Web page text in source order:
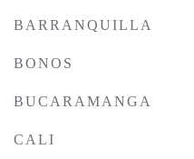
BARRANQUILLA
BONOS
BUCARAMANGA
CALI